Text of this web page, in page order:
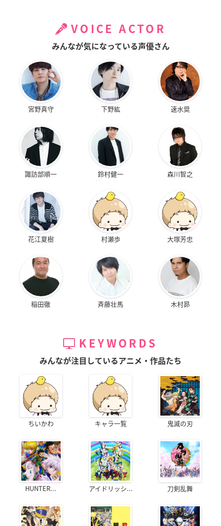
VOICE ACTOR
みんなが気になっている声優さん
宮野真守 下野紘 速水奨
諏訪部順一 鈴村健一 森川智之
花江夏樹 村瀬歩 大塚芳忠
稲田徹 斉藤壮馬 木村昴
KEYWORDS
みんなが注目しているアニメ・作品たち
ちいかわ キャラ一覧 鬼滅の刃
HUNTER... アイドリッシ... 刀剣乱舞